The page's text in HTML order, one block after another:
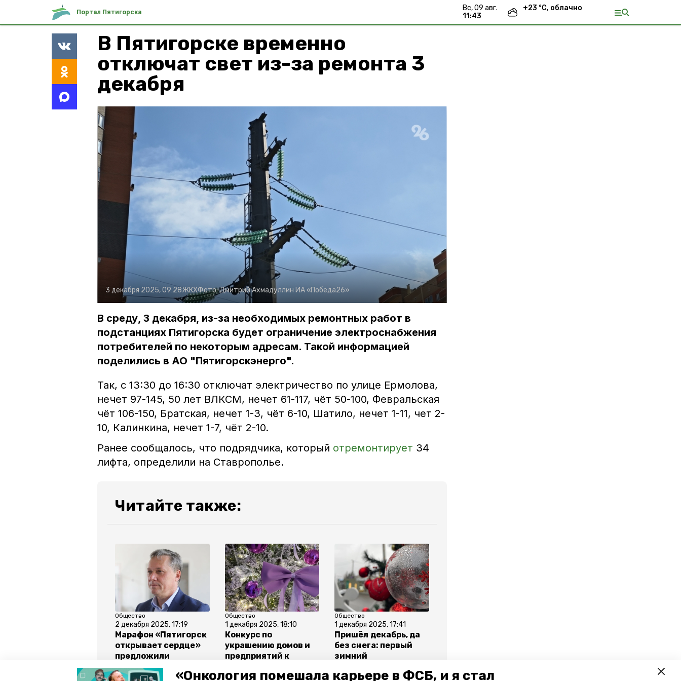
«Онкология помешала карьере в ФСБ, и я стал
Портал Пятигорска
вс, 09 авг.
11:43
+23 °С, облачно
В Пятигорске временно
отключат свет из-за ремонта 3
декабря
3 декабря 2025, 09:28ЖКХФото:Дмитрий Ахмадуллин ИА «Победа26»
В среду, 3 декабря, из-за необходимых ремонтных работ в
подстанциях Пятигорска будет ограничение электроснабжения
потребителей по некоторым адресам. Такой информацией
поделились в АО "Пятигорскэнерго".
Так, с 13:30 до 16:30 отключат электричество по улице Ермолова,
нечет 97-145, 50 лет ВЛКСМ, нечет 61-117, чёт 50-100, Февральская
чёт 106-150, Братская, нечет 1-3, чёт 6-10, Шатило, нечет 1-11, чет 2-
10, Калинкина, нечет 1-7, чёт 2-10.
Ранее сообщалось, что подрядчика, который отремонтирует 34
лифта, определили на Ставрополье.
Читайте также:
Общество
2 декабря 2025, 17:19
Марафон «Пятигорск
открывает сердце»
предложили
провести в городе —
мэр курорта
Общество
1 декабря 2025, 18:10
Конкурс по
украшению домов и
предприятий к
проводят в
Общество
1 декабря 2025, 17:41
Пришёл декабрь, да
без снега: первый
зимний
Пятигорска